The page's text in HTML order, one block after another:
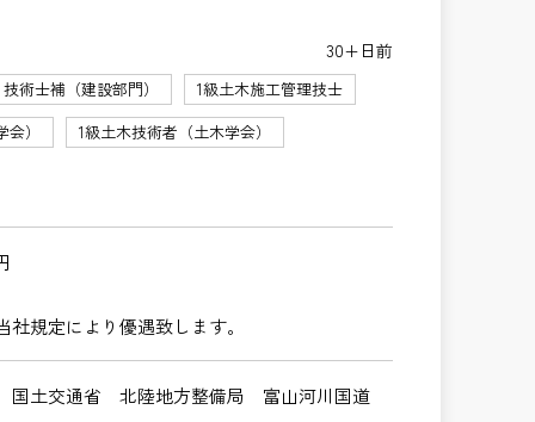
30+日前
技術士補（建設部門）
1級土木施工管理技士
）
1級土木技術者（土木学会）
規定により優遇致します。
国土交通省 北陸地方整備局 富山河川国道